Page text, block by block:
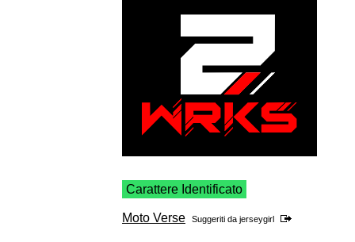
Carattere Identificato
Moto Verse Suggeriti da jerseygirl